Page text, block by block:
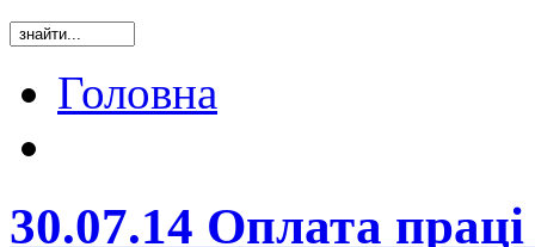
Головна
30.07.14 Оплата